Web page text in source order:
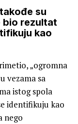
su
bio rezultat
kao
„ogromna
vezama sa
istog spola
identifikuju kao
nego